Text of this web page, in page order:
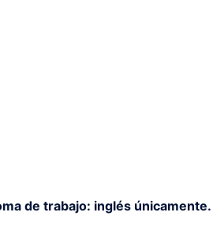
de trabajo: inglés